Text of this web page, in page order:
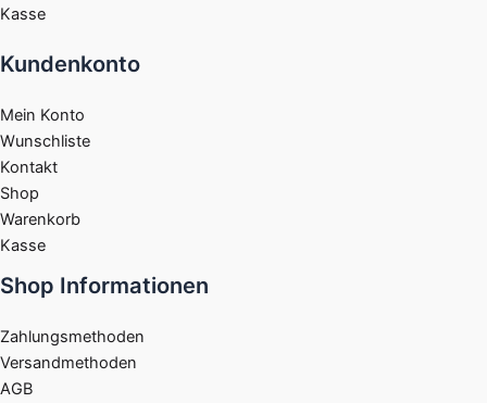
Kasse
Kundenkonto
Mein Konto
Wunschliste
Kontakt
Shop
Warenkorb
Kasse
Shop Informationen
Zahlungsmethoden
Versandmethoden
AGB